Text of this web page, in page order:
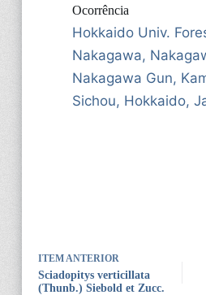
Ocorrência
Hokkaido Univ.
Nakagawa,
Nakagawa Gun,
Sichou, Hokkaido,
ITEM ANTERIOR
Sciadopitys verticillata
(Thunb.) Siebold et Zucc.